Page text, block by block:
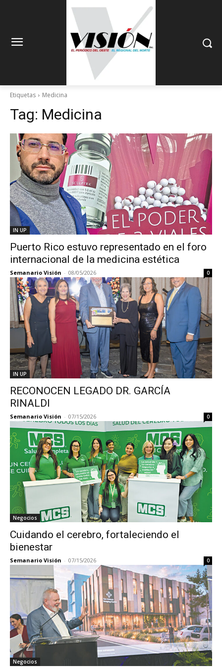
Etiquetas Medicina
Tag: Medicina
IN UP
Puerto Rico estuvo representado en el foro
internacional de la medicina estética
Semanario Visión - 08/05/2026 0
IN UP
RECONOCEN LEGADO DR. GARCÍA
RINALDI
Semanario Visión - 07/15/2026 0
Negocios
Cuidando el cerebro, fortaleciendo el
bienestar
Semanario Visión - 07/15/2026 0
Negocios